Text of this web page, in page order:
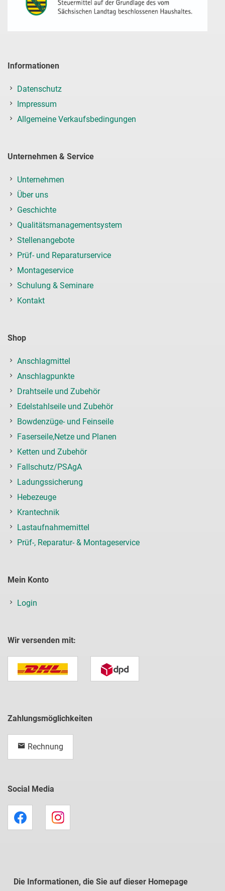
Informationen
Datenschutz
Impressum
Allgemeine Verkaufsbedingungen
Unternehmen & Service
Unternehmen
Über uns
Geschichte
Qualitätsmanagementsystem
Stellenangebote
Prüf- und Reparaturservice
Montageservice
Schulung & Seminare
Kontakt
Shop
Anschlagmittel
Anschlagpunkte
Drahtseile und Zubehör
Edelstahlseile und Zubehör
Bowdenzüge- und Feinseile
Faserseile,Netze und Planen
Ketten und Zubehör
Fallschutz/PSAgA
Ladungssicherung
Hebezeuge
Krantechnik
Lastaufnahmemittel
Prüf-, Reparatur- & Montageservice
Mein Konto
Login
Wir versenden mit:
Zahlungsmöglichkeiten
Rechnung
Social Media
Die Informationen, die Sie auf dieser Homepage